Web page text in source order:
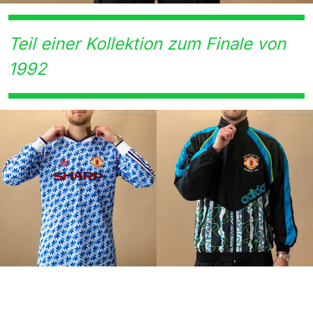
Teil einer Kollektion zum Finale von
1992